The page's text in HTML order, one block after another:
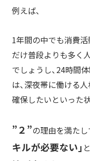
例えば、
1年間の中でも消費
だけ普段よりも多く
でしょうし、24時間
は、深夜帯に働ける
確保したいといった
”２”の理由を満たし
キルが必要ない」